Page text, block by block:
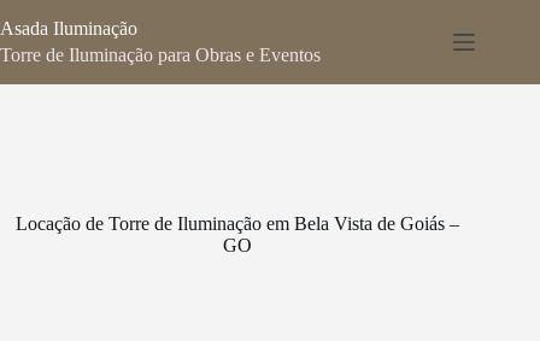
para
o
Asada Iluminação
Torre de Iluminação para Obras e Eventos
Locação de Torre de Iluminação em Bela Vista de Goiás –
GO